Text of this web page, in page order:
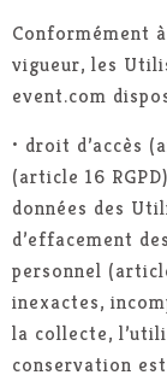
Conformément
vigueur, les
event.com
• droit d’accès
(article 16
données des
d’effacement
personnel
inexactes,
la collecte,
conservation